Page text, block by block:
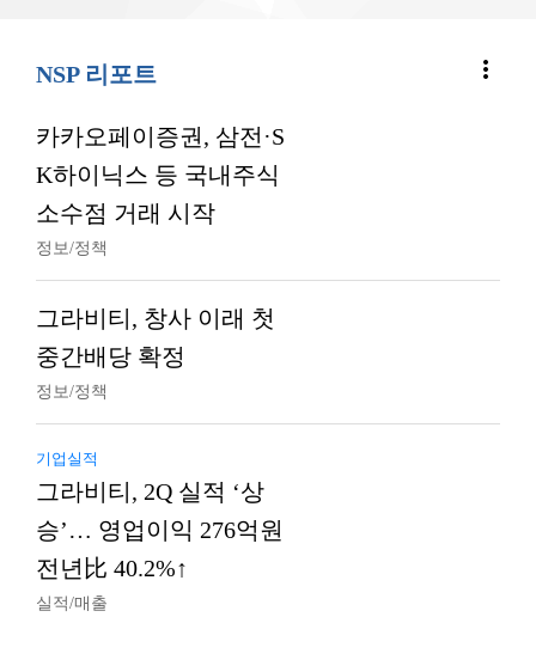
NSP 리포트 more_vert
카카오페이증권, 삼전·S
K하이닉스 등 국내주식
소수점 거래 시작
정보/정책
그라비티, 창사 이래 첫
중간배당 확정
정보/정책
기업실적
그라비티, 2Q 실적 ‘상
승’… 영업이익 276억원
전년比 40.2%↑
실적/매출